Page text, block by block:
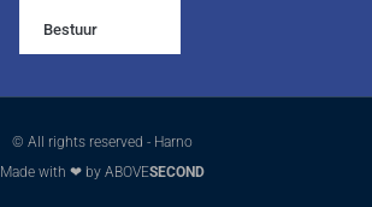
Bestuur
© All rights reserved - Harno
Made with ❤ by ABOVESECOND